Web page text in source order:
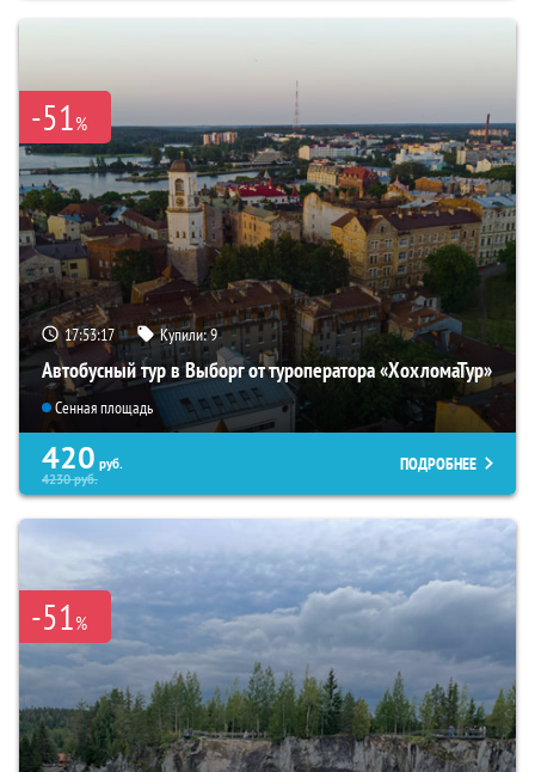
-51%
17:53:16 Купили:9
Автобусный тур в Выборг от туроператора «ХохломаТур»
Сенная площадь
420 руб.
4230руб.
ПОДРОБНЕЕ
-51%